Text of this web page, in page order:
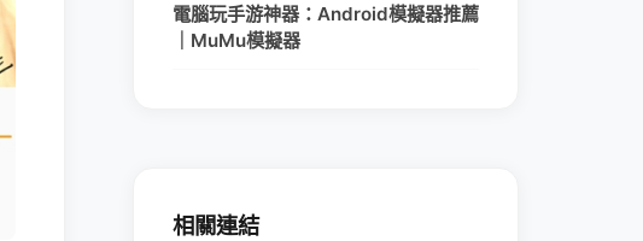
電腦玩手游神器：Android模擬器推薦
｜MuMu模擬器
相關連結